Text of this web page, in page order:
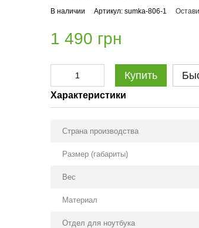
В наличии Артикул: sumka-806-1
1 490 грн
Купить
Характеристики
Страна производства
Размер (габариты)
Вес
Материал
Отдел для ноутбука